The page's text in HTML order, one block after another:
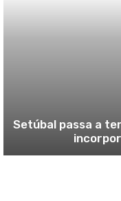
Setúbal passa a